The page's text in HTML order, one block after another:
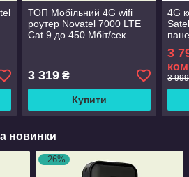
ТОП Мобільний 4G wifi
роутер Novatel 7000 LTE
Cat.9 до 450 Мбіт/сек
3 319₴
Купити
4G
3
3
новинки
–26%